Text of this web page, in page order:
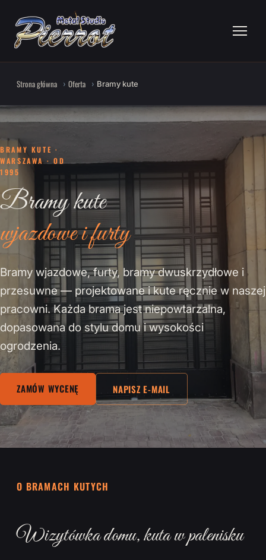
Strona główna Oferta Bramy kute
BRAMY KUTE ·
WARSZAWA · OD
1995
Bramy kute
wjazdowe i furty
Bramy wjazdowe, furty, bramy dwuskrzydłowe i
przesuwne — projektowane i kute ręcznie w naszej
pracowni. Każda brama jest niepowtarzalna,
dopasowana do stylu domu i wysokości
ogrodzenia.
ZAMÓW WYCENĘ NAPISZ E-MAIL
O BRAMACH KUTYCH
Wizytówka domu, kuta w palenisku